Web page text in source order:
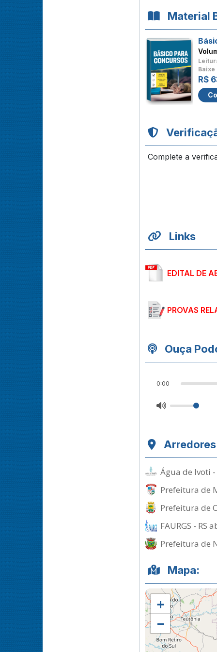
Material
R$
Complete a
Links
EDITAL DE
PROVAS
Ouça
0:00
Água de Ivoti
Prefeitura de
Prefeitura de
FAURGS -
Prefeitura de
Mapa:
+
−